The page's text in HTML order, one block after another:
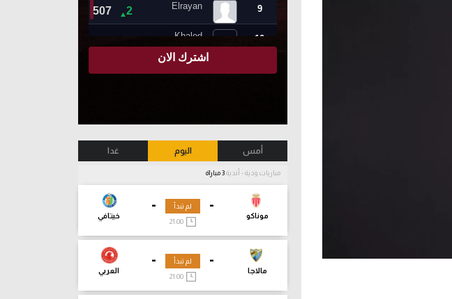
أمس اليوم غدا
مباريات ودية - أندية
-
موناكو
-
خيتافي
لم تبدأ
-
مالاجا
-
العربي
لم تبدأ